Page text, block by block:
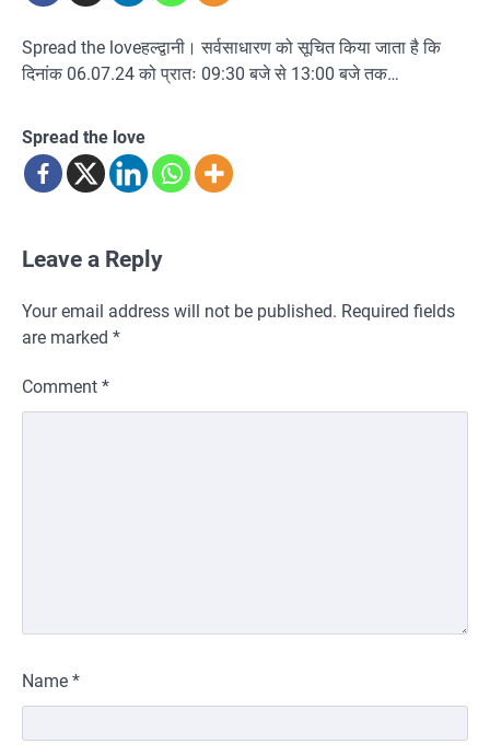
Spread the loveहल्द्वानी। सर्वसाधारण को सूचित किया जाता है कि
दिनांक 06.07.24 को प्रातः 09:30 बजे से 13:00 बजे तक…
Spread the love
Leave a Reply
Your email address will not be published. Required fields
are marked *
Comment *
Name *